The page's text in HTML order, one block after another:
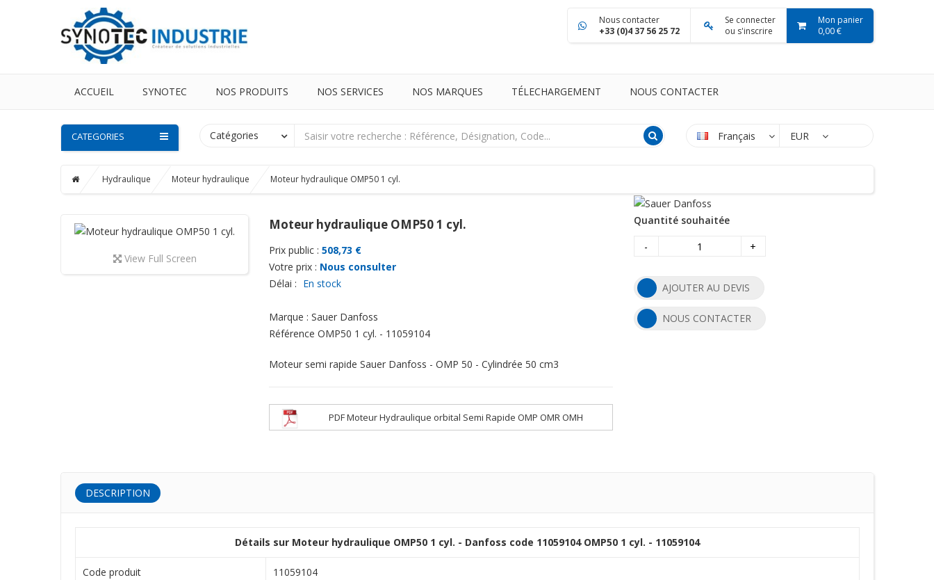
Nous contacter
+33 (0)4 37 56 25 72
Se connecter
ou s'inscrire
Mon panier
0,00 €
ACCUEIL SYNOTEC NOS PRODUITS NOS SERVICES NOS MARQUES TÉLECHARGEMENT NOUS CONTACTER
CATEGORIES Catégories Français EUR
Hydraulique Moteur hydraulique Moteur hydraulique OMP50 1 cyl.
View Full Screen
Moteur hydraulique OMP50 1 cyl.
Prix public : 508,73 €
Votre prix : Nous consulter
Délai : En stock
Marque : Sauer Danfoss
Référence OMP50 1 cyl. - 11059104
Moteur semi rapide Sauer Danfoss - OMP 50 - Cylindrée 50 cm3
PDF Moteur Hydraulique orbital Semi Rapide OMP OMR OMH
Quantité souhaitée
-
+
AJOUTER AU DEVIS
NOUS CONTACTER
DESCRIPTION
Détails sur Moteur hydraulique OMP50 1 cyl. - Danfoss code 11059104 OMP50 1 cyl. - 11059104
Code produit 11059104